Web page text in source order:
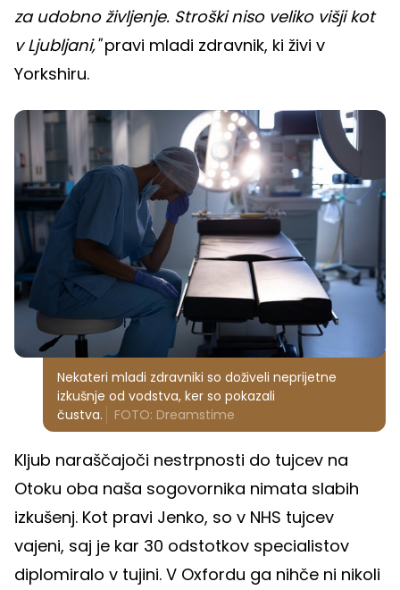
za udobno življenje. Stroški niso veliko višji kot
v Ljubljani,"pravi mladi zdravnik, ki živi v
Yorkshiru.
Nekateri mladi zdravniki so doživeli neprijetne
izkušnje od vodstva, ker so pokazali
čustva.
FOTO: Dreamstime
Kljub naraščajoči nestrpnosti do tujcev na
Otoku oba naša sogovornika nimata slabih
izkušenj. Kot pravi Jenko, so v NHS tujcev
vajeni, saj je kar 30 odstotkov specialistov
diplomiralo v tujini. V Oxfordu ga nihče ni nikoli